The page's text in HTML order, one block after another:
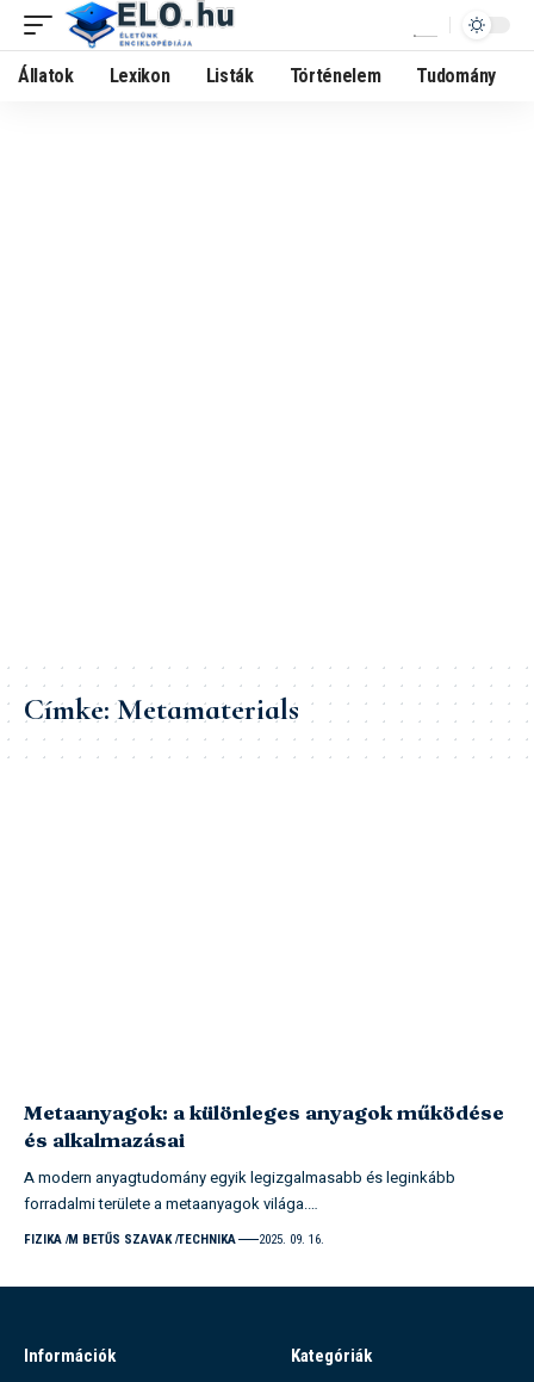
Állatok Lexikon Listák Történelem Tudomány
Címke:Metamaterials
Metaanyagok: a különleges anyagok működése
és alkalmazásai
A modern anyagtudomány egyik legizgalmasabb és leginkább
forradalmi területe a metaanyagok világa.…
FIZIKA M BETŰS SZAVAK TECHNIKA 2025. 09. 16.
Információk
Kategóriák